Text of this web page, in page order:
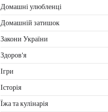
Домашні улюбленці
Домашній затишок
Закони України
Здоров'я
Ігри
Історія
Їжа та кулінарія